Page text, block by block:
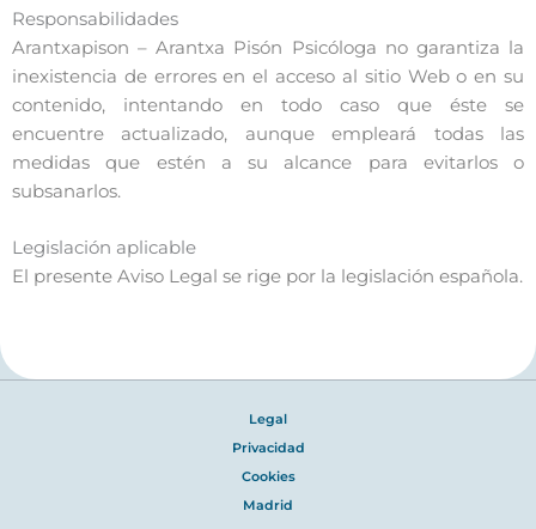
Responsabilidades
Arantxapison – Arantxa Pisón Psicóloga no garantiza la
inexistencia de errores en el acceso al sitio Web o en su
contenido, intentando en todo caso que éste se
encuentre actualizado, aunque empleará todas las
medidas que estén a su alcance para evitarlos o
subsanarlos.
Legislación aplicable
El presente Aviso Legal se rige por la legislación española.
Legal
Privacidad
Cookies
Madrid